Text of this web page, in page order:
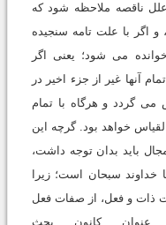
ناقصه ملاحظه شود که
و اگر با علت تامه سنجیده
مى شود؛ یعنى اگر
آنها غیر از جزء اخیر در
مى گردد و هرگاه با تمام
خواهد بود. گرچه این
باید بدان توجه داشت،
سبحان است؛ زیرا
ذات و فعل، از صفات فعل
عنوان کانون بحث